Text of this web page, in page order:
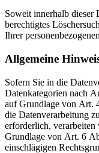
Soweit innerhalb dieser
berechtigtes
Ihrer
Allgemeine
Sofern Sie in die
Datenkategorien nach
auf Grundlage von Art.
die Datenverarbeitung
erforderlich,
Grundlage von Art. 6
einschlägigen